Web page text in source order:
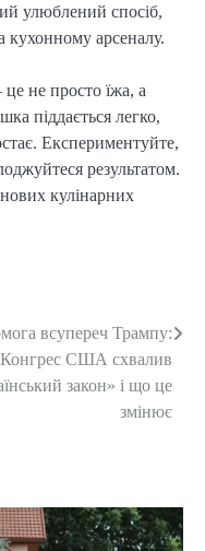
улюблений спосіб,
кухонному арсеналу.
не просто їжа, а
піддається легко,
Експериментуйте,
результатом.
кулінарних
всупереч Трампу:
Конгрес США схвалив
закон» і що це
змінює